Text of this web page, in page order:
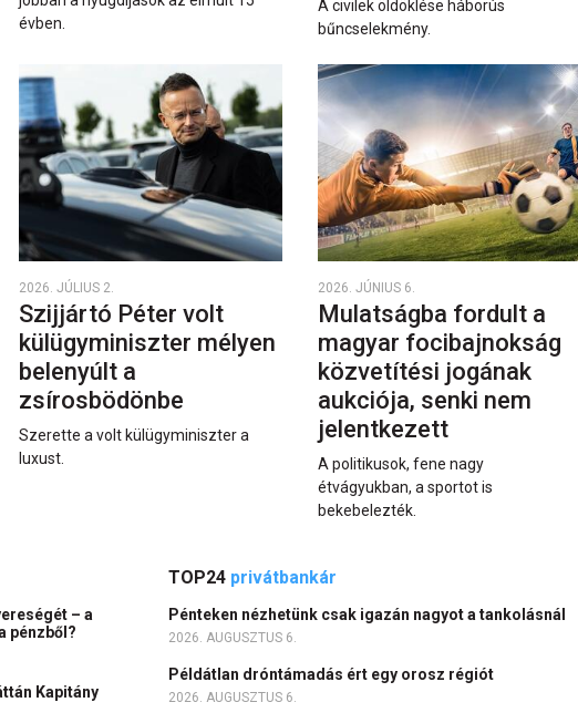
évben.
A civilek öldöklése háborús
bűncselekmény.
2026. JÚLIUS 2.
Szijjártó Péter volt
külügyminiszter mélyen
belenyúlt a
zsírosbödönbe
Szerette a volt külügyminiszter a
luxust.
2026. JÚNIUS 6.
Mulatságba fordult a
magyar focibajnokság
közvetítési jogának
aukciója, senki nem
jelentkezett
A politikusok, fene nagy
étvágyukban, a sportot is
bekebelezték.
– a
pénzből?
Kapitány
TOP24 privátbankár
Pénteken nézhetünk csak igazán nagyot a tankolásnál
2026. AUGUSZTUS 6.
Példátlan dróntámadás ért egy orosz régiót
2026. AUGUSZTUS 6.